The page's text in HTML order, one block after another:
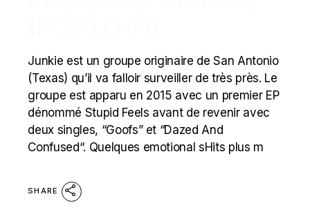
Junkie est un groupe originaire de San Antonio
(Texas) qu’il va falloir surveiller de très près. Le
groupe est apparu en 2015 avec un premier EP
dénommé Stupid Feels avant de revenir avec
deux singles, “Goofs” et “Dazed And
Confused“. Quelques emotional sHits plus m
SHARE